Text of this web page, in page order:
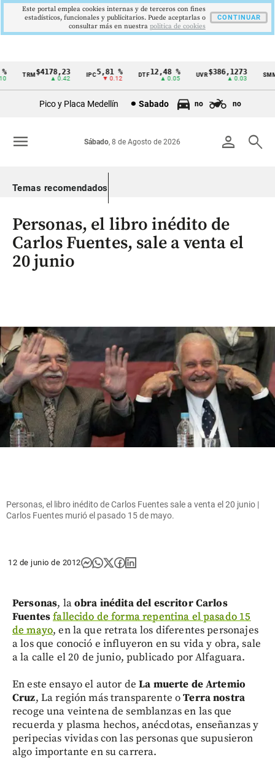
Cintillo
Colombia
TRM$4178,23
▲ 0.42
5,81 %
▼ 0.12
DTF12,48 %
▲ 0.05
UVR$386,1273
▲ 0.03
SMMLV
Pico y Placa Medellín Sabado no no
person search
Sábado, 8 de Agosto de 2026
menu
Temas recomendados
Personas, el libro inédito de
Carlos Fuentes, sale a venta el
20 junio
Personas, el libro inédito de Carlos Fuentes sale a venta el 20 junio |
Carlos Fuentes murió el pasado 15 de mayo.
12 de junio de 2012
Personas, laobra inédita del escritor Carlos
Fuentesfallecido de forma repentina el pasado 15
de mayo, en la que retrata los diferentes personajes
a los que conoció e influyeron en su vida y obra, sale
a la calle el 20 de junio, publicado por Alfaguara.
En este ensayo el autor deLa muerte de Artemio
Cruz, La región más transparente oTerra nostra
recoge una veintena de semblanzas en las que
recuerda y plasma hechos, anécdotas, enseñanzas y
peripecias vividas con las personas que supusieron
algo importante en su carrera.
Este portal emplea cookies internas y de terceros con fines
estadísticos, funcionales y publicitarios. Puede aceptarlas o
consultar más en nuestra politica de cookies
CONTINUAR